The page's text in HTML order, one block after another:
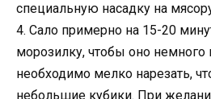
специальную насадку на
4. Сало примерно на 15-20
морозилку, чтобы оно немного
необходимо мелко нарезать,
небольшие кубики. При